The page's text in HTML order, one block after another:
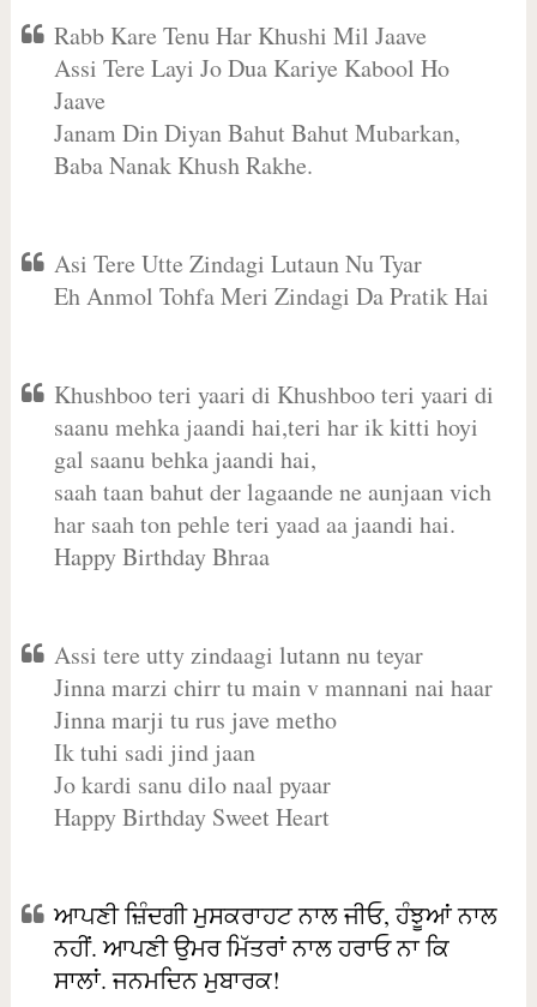
Rabb Kare Tenu Har Khushi Mil Jaave
Assi Tere Layi Jo Dua Kariye Kabool Ho
Jaave
Janam Din Diyan Bahut Bahut Mubarkan,
Baba Nanak Khush Rakhe.
Asi Tere Utte Zindagi Lutaun Nu Tyar
Eh Anmol Tohfa Meri Zindagi Da Pratik Hai
Khushboo teri yaari di Khushboo teri yaari di
saanu mehka jaandi hai,teri har ik kitti hoyi
gal saanu behka jaandi hai,
saah taan bahut der lagaande ne aunjaan vich
har saah ton pehle teri yaad aa jaandi hai.
Happy Birthday Bhraa
Assi tere utty zindaagi lutann nu teyar
Jinna marzi chirr tu main v mannani nai haar
Jinna marji tu rus jave metho
Ik tuhi sadi jind jaan
Jo kardi sanu dilo naal pyaar
Happy Birthday Sweet Heart
ਆਪਣੀ ਜ਼ਿੰਦਗੀ ਮੁਸਕਰਾਹਟ ਨਾਲ ਜੀਓ, ਹੰਝੂਆਂ ਨਾਲ
ਨਹੀਂ. ਆਪਣੀ ਉਮਰ ਮਿੱਤਰਾਂ ਨਾਲ ਹਰਾਓ ਨਾ ਕਿ
ਸਾਲਾਂ. ਜਨਮਦਿਨ ਮੁਬਾਰਕ!